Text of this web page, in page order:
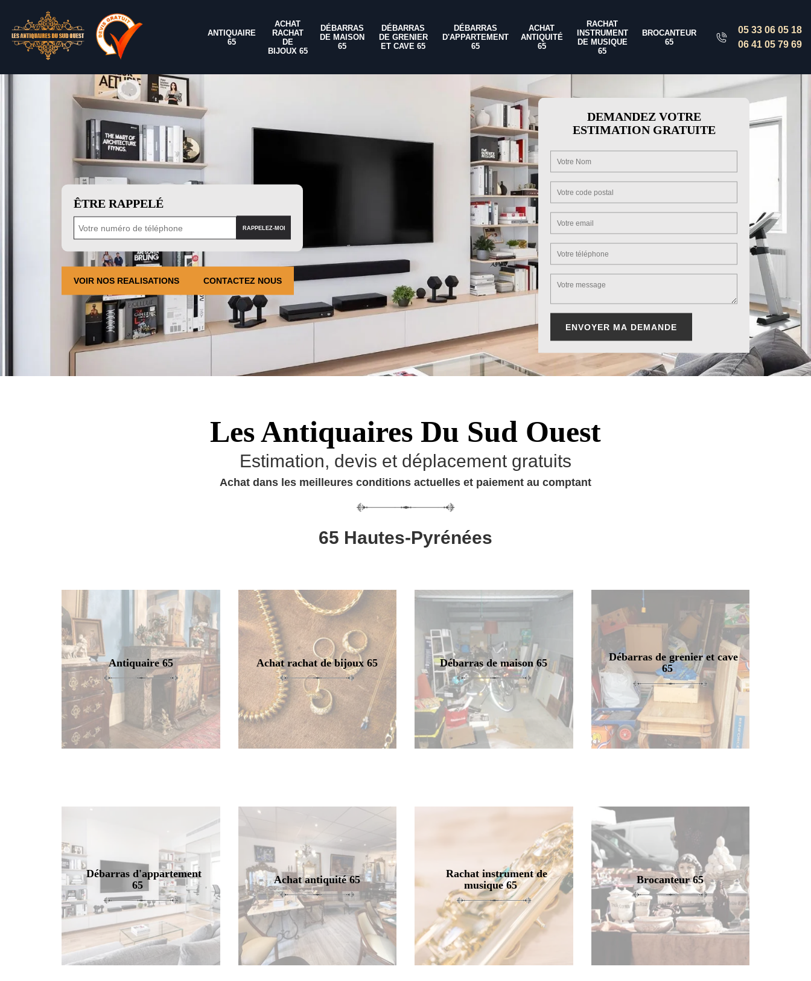
ANTIQUAIRE
65
ACHAT
RACHAT
DE
BIJOUX 65
DÉBARRAS
DE MAISON
65
DÉBARRAS
DE GRENIER
ET CAVE 65
DÉBARRAS
D'APPARTEMENT
65
ACHAT
ANTIQUITÉ
65
RACHAT
INSTRUMENT
DE MUSIQUE
65
BROCANTEUR
65
05 33 06 05 18
06 41 05 79 69
ÊTRE RAPPELÉ
VOIR NOS REALISATIONS CONTACTEZ NOUS
DEMANDEZ VOTRE
ESTIMATION GRATUITE
Les Antiquaires Du Sud Ouest
Estimation, devis et déplacement gratuits
Achat dans les meilleures conditions actuelles et paiement au comptant
65 Hautes-Pyrénées
Antiquaire 65 Achat rachat de bijoux 65 Débarras de maison 65
Débarras de grenier et cave
65
Débarras d'appartement
65
Achat antiquité 65
Rachat instrument de
musique 65
Brocanteur 65